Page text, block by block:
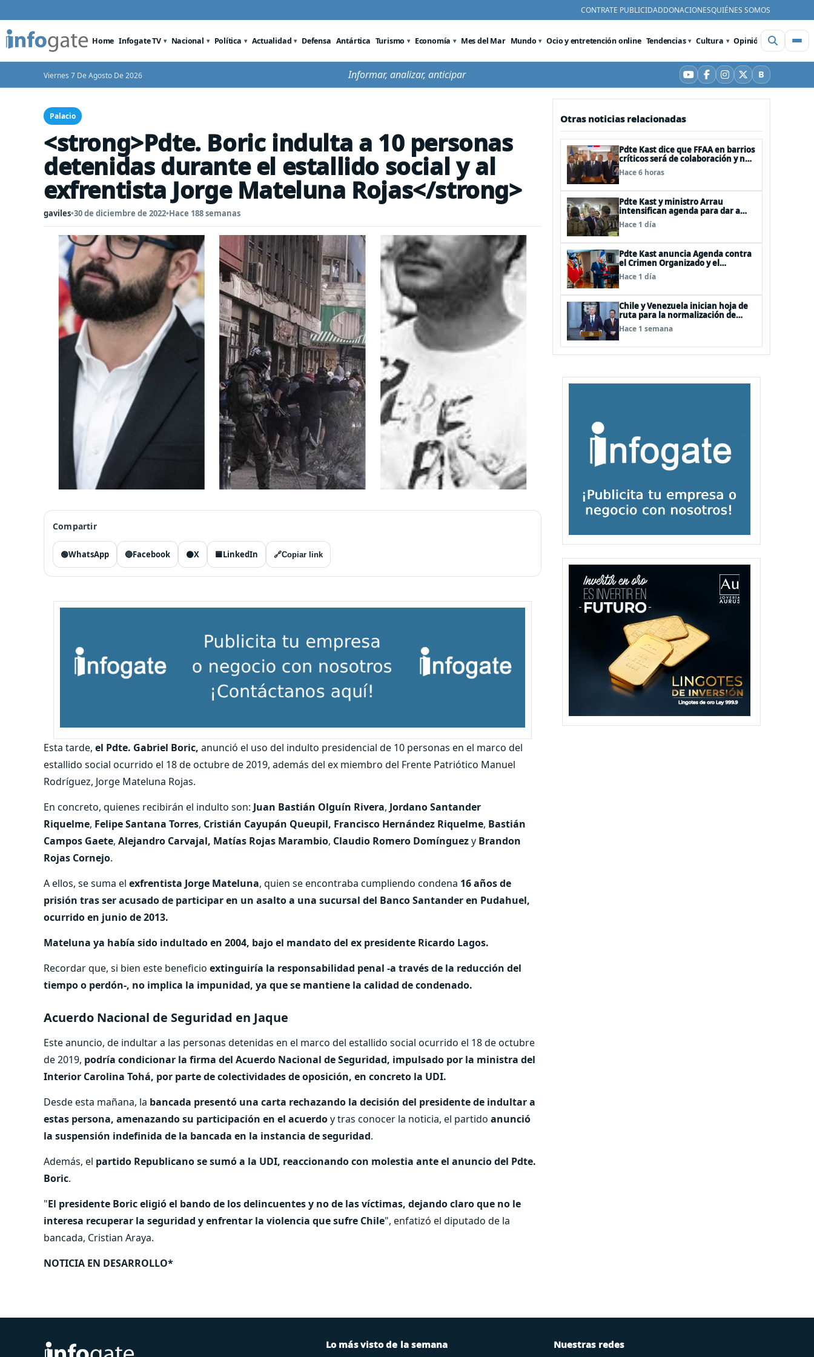
CONTRATE PUBLICIDADDONACIONESQUIÉNES SOMOS
Home Infogate TV Nacional Política Actualidad Defensa Antártica Turismo Economía Mes del Mar Mundo Ocio y entretención online Tendencias Cultura Opinión Videos
Viernes 7 De Agosto De 2026 Informar, analizar, anticipar YouTube
Facebook
Instagram
X BBluesky
Palacio
<strong>Pdte. Boric indulta a 10 personas
detenidas durante el estallido social y al
exfrentista Jorge Mateluna Rojas</strong>
gaviles•30 de diciembre de 2022•Hace 188 semanas
Compartir
🟢WhatsApp 🔵Facebook ⚫X 🟦LinkedIn 🔗Copiar link
Esta tarde, el Pdte. Gabriel Boric, anunció el uso del indulto presidencial de 10 personas en el marco del
estallido social ocurrido el 18 de octubre de 2019, además del ex miembro del Frente Patriótico Manuel
Rodríguez, Jorge Mateluna Rojas.
En concreto, quienes recibirán el indulto son: Juan Bastián Olguín Rivera, Jordano Santander
Riquelme, Felipe Santana Torres, Cristián Cayupán Queupil, Francisco Hernández Riquelme, Bastián
Campos Gaete, Alejandro Carvajal, Matías Rojas Marambio, Claudio Romero Domínguezy Brandon
Rojas Cornejo.
A ellos, se suma el exfrentista Jorge Mateluna, quien se encontraba cumpliendo condena 16 años de
prisión tras ser acusado de participar en un asalto a una sucursal del Banco Santander en Pudahuel,
ocurrido en junio de 2013.
Mateluna ya había sido indultado en 2004, bajo el mandato del ex presidente Ricardo Lagos.
Recordar que, si bien este beneficio extinguiría la responsabilidad penal -a través de la reducción del
tiempo o perdón-, no implica la impunidad, ya que se mantiene la calidad de condenado.
Acuerdo Nacional de Seguridad en Jaque
Este anuncio, de indultar a las personas detenidas en el marco del estallido social ocurrido el 18 de octubre
de 2019, podría condicionar la firma del Acuerdo Nacional de Seguridad, impulsado por la ministra del
Interior Carolina Tohá, por parte de colectividades de oposición, en concreto la UDI.
Desde esta mañana, la bancada presentó una carta rechazando la decisión del presidente de indultar a
estas persona, amenazando su participación en el acuerdoy tras conocer la noticia, el partido anunció
la suspensión indefinida de la bancada en la instancia de seguridad.
Además, el partido Republicano se sumó a la UDI, reaccionando con molestia ante el anuncio del Pdte.
Boric.
"El presidente Boric eligió el bando de los delincuentes y no de las víctimas, dejando claro que no le
interesa recuperar la seguridad y enfrentar la violencia que sufre Chile", enfatizó el diputado de la
bancada, Cristian Araya.
NOTICIA EN DESARROLLO*
Otras noticias relacionadas
Pdte Kast dice que FFAA en barrios
críticos será de colaboración y no
sustituye rol de policías en control
del orden público
Hace 6 horas
Pdte Kast y ministro Arrau
intensifican agenda para dar a
conocer su ACOT
Hace 1 día
Pdte Kast anuncia Agenda contra
el Crimen Organizado y el
Terrorismo (ACOT)
Hace 1 día
Chile y Venezuela inician hoja de
ruta para la normalización de
relaciones
Hace 1 semana
Lo más visto de la semana Nuestras redes